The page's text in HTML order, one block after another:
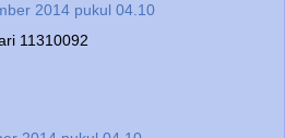
2014 pukul 04.10
11310092